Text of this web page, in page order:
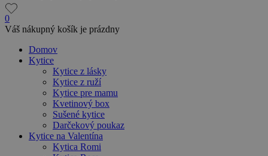
0
Váš nákupný košík je prázdny
Domov
Kytice
Kytice z lásky
Kytice z ruží
Kytice pre mamu
Kvetinový box
Sušené kytice
Darčekový poukaz
Kytice na Valentína
Kytica Romi